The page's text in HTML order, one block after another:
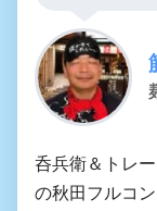
呑兵衛＆トレ
の秋田フルコ